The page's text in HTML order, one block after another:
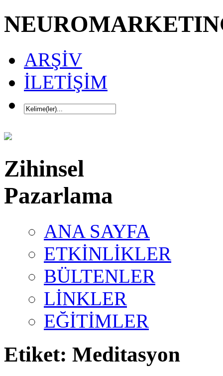
ARŞİV
İLETİŞİM
Zihinsel
Pazarlama
ANA SAYFA
ETKİNLİKLER
BÜLTENLER
LİNKLER
EĞİTİMLER
Etiket: Meditasyon